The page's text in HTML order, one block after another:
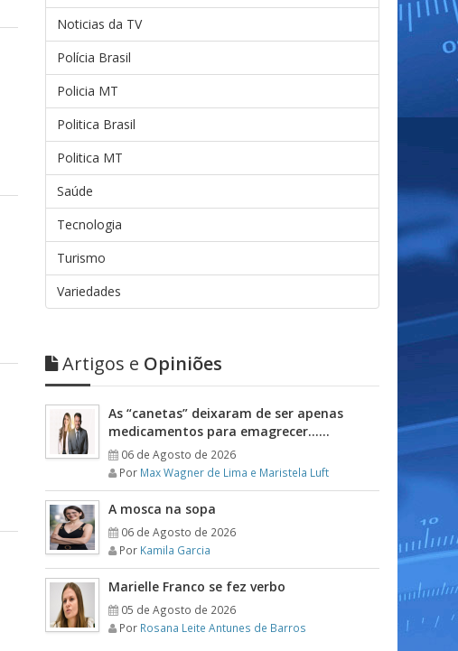
Noticias da TV
Polícia Brasil
Policia MT
Politica Brasil
Politica MT
Saúde
Tecnologia
Turismo
Variedades
Artigos e Opiniões
As “canetas” deixaram de ser apenas
medicamentos para emagrecer……
06 de Agosto de 2026
Por Max Wagner de Lima e Maristela Luft
A mosca na sopa
06 de Agosto de 2026
Por Kamila Garcia
Marielle Franco se fez verbo
05 de Agosto de 2026
Por Rosana Leite Antunes de Barros